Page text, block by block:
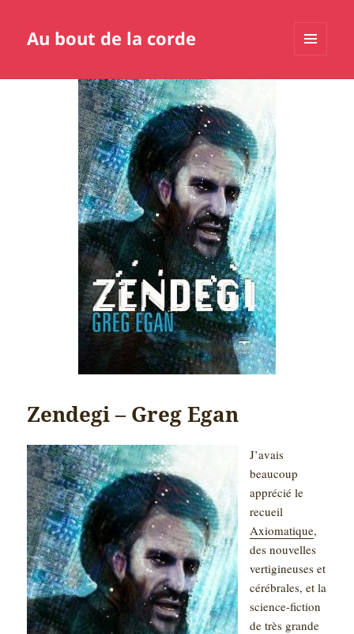
Au bout de la corde
Zendegi – Greg Egan
J’avais
beaucoup
apprécié le
recueil
Axiomatique,
des nouvelles
vertigineuses et
cérébrales, et la
science-fiction
de très grande